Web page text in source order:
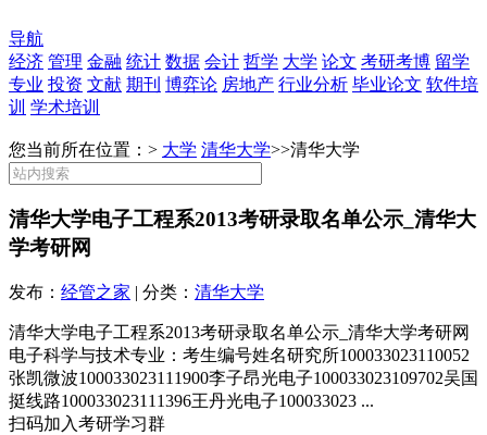
导航
经济 管理 金融 统计 数据 会计 哲学 大学 论文 考研考博 留学
专业 投资 文献 期刊 博弈论 房地产 行业分析 毕业论文 软件培
训 学术培训
您当前所在位置：> 大学 清华大学>>清华大学
清华大学电子工程系2013考研录取名单公示_清华大
学考研网
发布： 经管之家 | 分类： 清华大学
清华大学电子工程系2013考研录取名单公示_清华大学考研网
电子科学与技术专业：考生编号姓名研究所100033023110052
张凯微波100033023111900李子昂光电子100033023109702吴国
挺线路100033023111396王丹光电子100033023 ...
扫码加入考研学习群